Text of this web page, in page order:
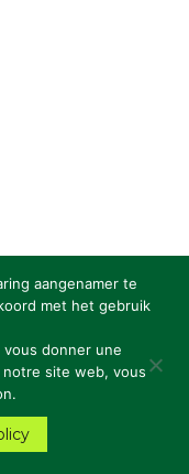
aangenamer te
met het gebruik
donner une
site web, vous